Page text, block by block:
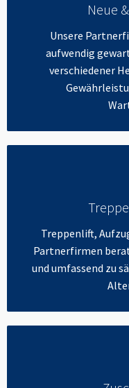
Neue
Unsere
aufwendig
verschiedener
Treppenlift,
Partnerfirmen
und umfassend zu